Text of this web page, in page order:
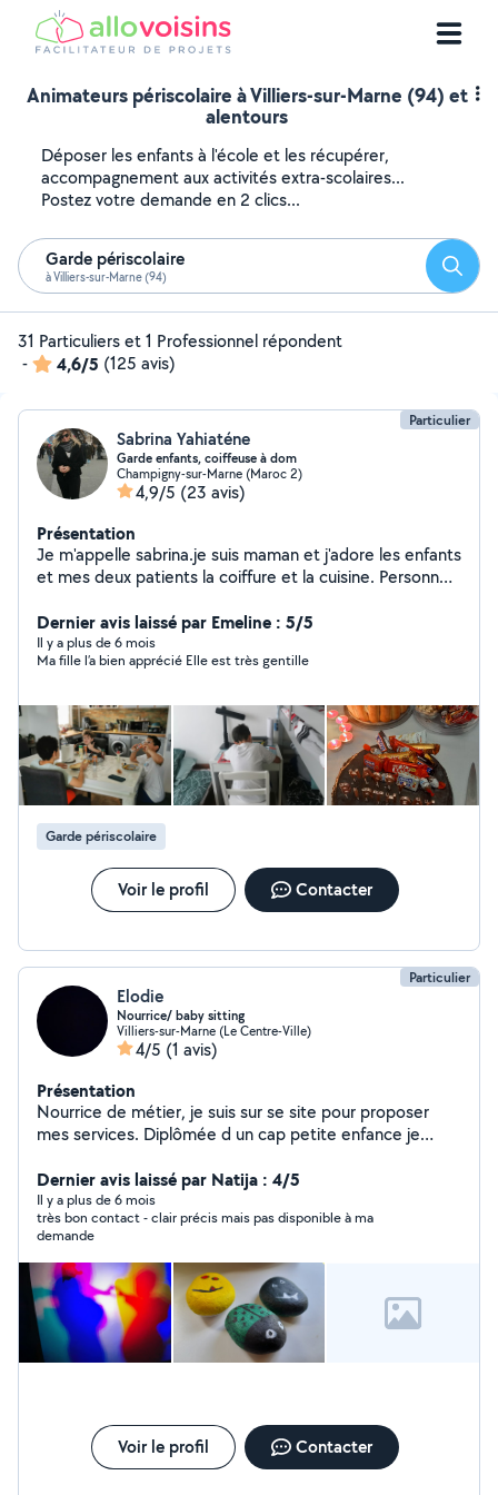
Animateurs périscolaire à Villiers-sur-Marne (94) et
alentours
Déposer les enfants à l'école et les récupérer,
accompagnement aux activités extra-scolaires...
Postez votre demande en 2 clics...
Garde périscolaire
à Villiers-sur-Marne (94)
31 Particuliers et 1 Professionnel répondent
-
4,6/5 (125 avis)
Particulier
Sabrina Yahiaténe
Garde enfants, coiffeuse à dom
Champigny-sur-Marne (Maroc 2)
4,9/5 (23 avis)
Présentation
Je m'appelle sabrina.je suis maman et j'adore les enfants
et mes deux patients la coiffure et la cuisine. Personne
aimable. Très ponctuelle.
Dernier avis laissé par Emeline : 5/5
Il y a plus de 6 mois
Ma fille l’a bien apprécié Elle est très gentille
Garde périscolaire
Voir le profil Contacter
Particulier
Elodie
Nourrice/ baby sitting
Villiers-sur-Marne (Le Centre-Ville)
4/5 (1 avis)
Présentation
Nourrice de métier, je suis sur se site pour proposer
mes services. Diplômée d un cap petite enfance je
occasionnelle. Soirée, en semaine et week-end ou pour
la journée. Je suis douce, patiente et ne suis jamais à
cours d idées pour de nouvelles activités. J'ai des
références si vous le souhaitez. N hésitez pas à m'écrire
nous pourrons plus amplement discuter.
Dernier avis laissé par Natija : 4/5
Il y a plus de 6 mois
très bon contact - clair précis mais pas disponible à ma
demande
Voir le profil Contacter